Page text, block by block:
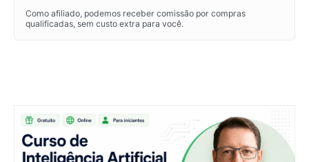
Como afiliado, podemos receber comissão por compras
qualificadas, sem custo extra para você.